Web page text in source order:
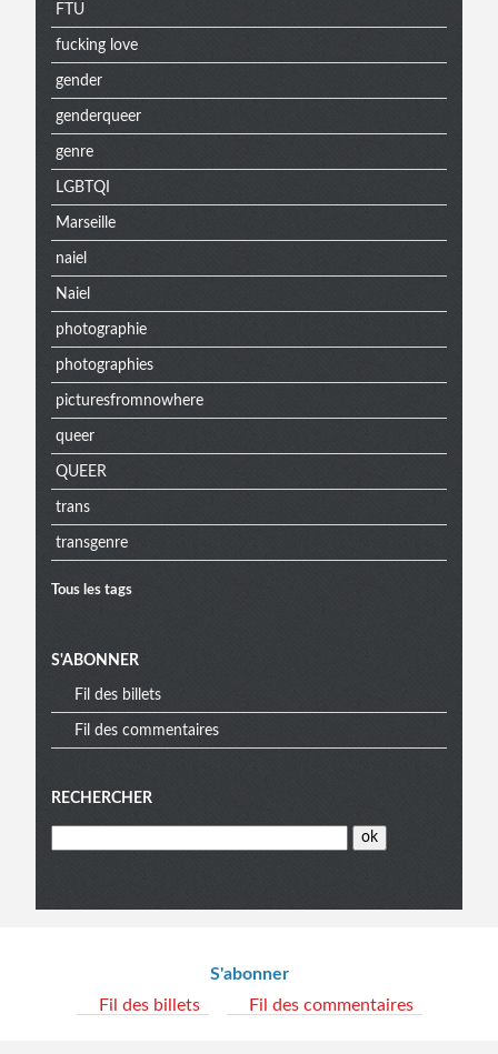
FTU
fucking love
gender
genderqueer
genre
LGBTQI
Marseille
naiel
Naiel
photographie
photographies
picturesfromnowhere
queer
QUEER
trans
transgenre
Tous les tags
S'ABONNER
Fil des billets
Fil des commentaires
RECHERCHER
Informations
S'abonner
Fil des billets
Fil des commentaires